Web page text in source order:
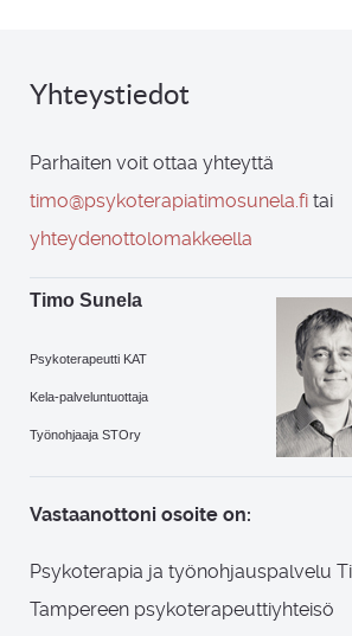
Yhteystiedot
Parhaiten voit ottaa yhteyttä
timo@psykoterapiatimosunela.fi tai
yhteydenottolomakkeella
Timo Sunela
Psykoterapeutti KAT
Kela-palveluntuottaja
Työnohjaaja STOry
Vastaanottoni osoite on:
Psykoterapia ja työnohjauspalvelu
Tampereen psykoterapeuttiyhteisö